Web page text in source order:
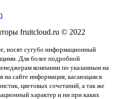
fruitcloud.ru © 2022
носят сугубо информационный
Для более подробной
компании по указанным на
на сайте информация, касающаяся
цветовых сочетаний, а так же
характер и ни при каких